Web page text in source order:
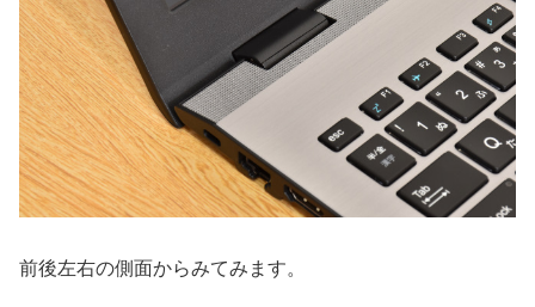
前後左右の側面からみてみます。